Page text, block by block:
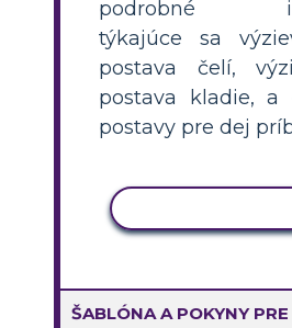
podrobné
týkajúce sa
postava čelí,
postava kladie, a
postavy pre dej
ŠABLÓNA A POKYNY